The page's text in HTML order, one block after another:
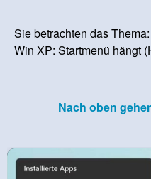
Sie betrachten das Thema:
Win XP: Startmenü hängt
Nach oben